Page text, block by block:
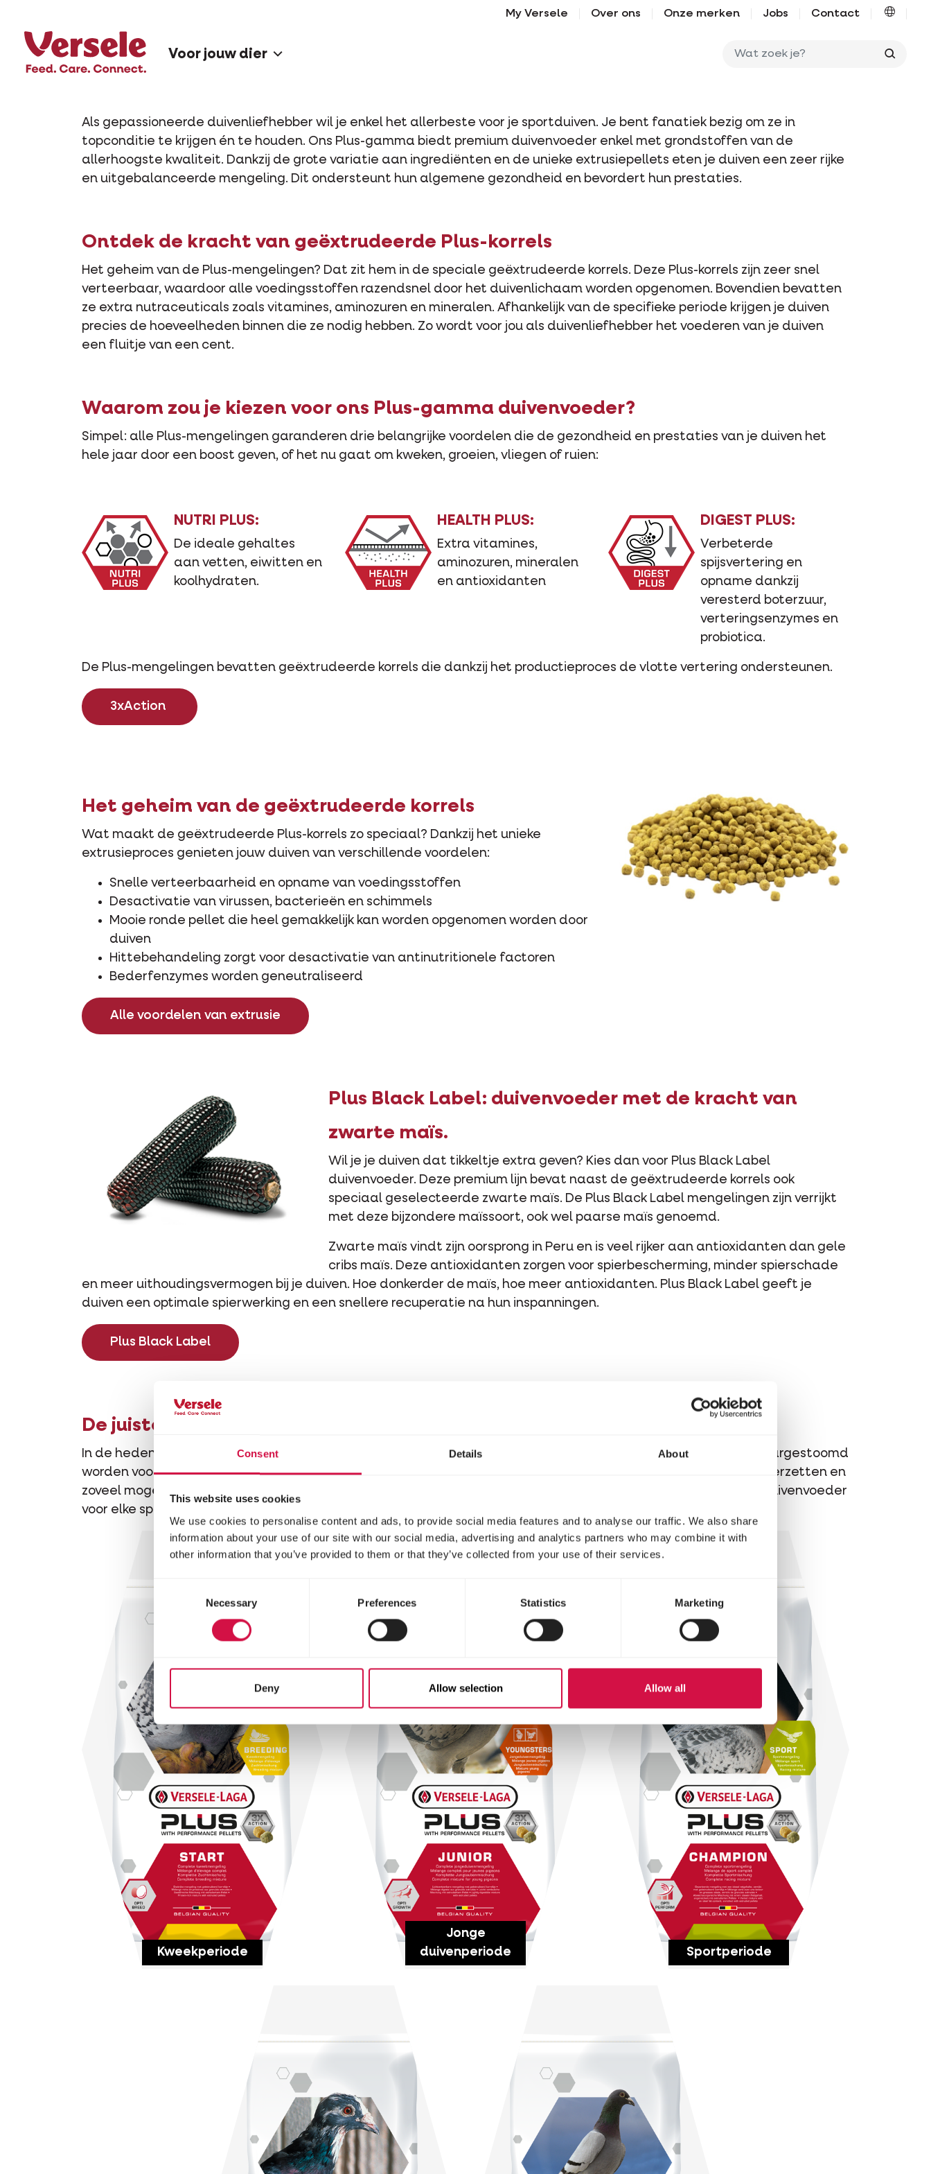
Consent Details About
This website uses cookies
We use cookies to personalise content and ads, to provide social media features and to analyse our traffic. We also share
information about your use of our site with our social media, advertising and analytics partners who may combine it with
other information that you’ve provided to them or that they’ve collected from your use of their services.
Consent
Necessary Preferences Statistics Marketing
Deny Allow selection Allow all
My Versele Over ons Onze merken Jobs Contact
Voor jouw dier
Als gepassioneerde duivenliefhebber wil je enkel het allerbeste voor je sportduiven. Je bent fanatiek bezig om ze in
topconditie te krijgen én te houden. Ons Plus-gamma biedt premium duivenvoeder enkel met grondstoffen van de
allerhoogste kwaliteit. Dankzij de grote variatie aan ingrediënten en de unieke extrusiepellets eten je duiven een zeer rijke
en uitgebalanceerde mengeling. Dit ondersteunt hun algemene gezondheid en bevordert hun prestaties.
Ontdek de kracht van geëxtrudeerde Plus-korrels
Het geheim van de Plus-mengelingen? Dat zit hem in de speciale geëxtrudeerde korrels. Deze Plus-korrels zijn zeer snel
verteerbaar, waardoor alle voedingsstoffen razendsnel door het duivenlichaam worden opgenomen. Bovendien bevatten
ze extra nutraceuticals zoals vitamines, aminozuren en mineralen. Afhankelijk van de specifieke periode krijgen je duiven
precies de hoeveelheden binnen die ze nodig hebben. Zo wordt voor jou als duivenliefhebber het voederen van je duiven
een fluitje van een cent.
Waarom zou je kiezen voor ons Plus-gamma duivenvoeder?
Simpel: alle Plus-mengelingen garanderen drie belangrijke voordelen die de gezondheid en prestaties van je duiven het
hele jaar door een boost geven, of het nu gaat om kweken, groeien, vliegen of ruien:
NUTRI PLUS:
De ideale gehaltes
aan vetten, eiwitten en
koolhydraten.
HEALTH PLUS:
Extra vitamines,
aminozuren, mineralen
en antioxidanten
DIGEST PLUS:
Verbeterde
spijsvertering en
opname dankzij
veresterd boterzuur,
verteringsenzymes en
probiotica.
De Plus-mengelingen bevatten geëxtrudeerde korrels die dankzij het productieproces de vlotte vertering ondersteunen.
3xAction
Het geheim van de geëxtrudeerde korrels
Wat maakt de geëxtrudeerde Plus-korrels zo speciaal? Dankzij het unieke
extrusieproces genieten jouw duiven van verschillende voordelen:
Snelle verteerbaarheid en opname van voedingsstoffen
Desactivatie van virussen, bacterieën en schimmels
Mooie ronde pellet die heel gemakkelijk kan worden opgenomen worden door
duiven
Hittebehandeling zorgt voor desactivatie van antinutritionele factoren
Bederfenzymes worden geneutraliseerd
Alle voordelen van extrusie
Plus Black Label: duivenvoeder met de kracht van
zwarte maïs.
Wil je je duiven dat tikkeltje extra geven? Kies dan voor Plus Black Label
duivenvoeder. Deze premium lijn bevat naast de geëxtrudeerde korrels ook
speciaal geselecteerde zwarte maïs. De Plus Black Label mengelingen zijn verrijkt
met deze bijzondere maïssoort, ook wel paarse maïs genoemd.
Zwarte maïs vindt zijn oorsprong in Peru en is veel rijker aan antioxidanten dan gele
cribs maïs. Deze antioxidanten zorgen voor spierbescherming, minder spierschade
en meer uithoudingsvermogen bij je duiven. Hoe donkerder de maïs, hoe meer antioxidanten. Plus Black Label geeft je
duiven een optimale spierwerking en een snellere recuperatie na hun inspanningen.
Plus Black Label
De juiste mengeling op het juiste moment
In de hedendaagse duivensport worden de eisen steeds hoger. Je duiven moeten sneller herstellen en vlot klaargestoomd
worden voor de volgende vlucht. Ongeacht externe factoren zoals weer en wind wil je dat ze topprestaties neerzetten en
zoveel mogelijk prijzen pakken. Laat daarom niets aan het toeval over en kies voor de juiste Plus-mengelingen duivenvoeder
voor elke specifieke periode:
Kweekperiode
Jonge
duivenperiode
Sportperiode